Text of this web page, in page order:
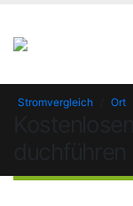
Stromvergleich Ort